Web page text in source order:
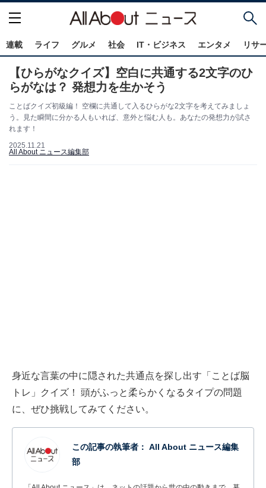
連載 ライフ グルメ 社会 IT・ビジネス エンタメ リサ
【ひらがなクイズ】空白に共通する2文字のひ
らがなは？ 発想力を生かそう
ことばクイズ初級編！ 空欄に共通して入るひらがな2文字を考えてみましょ
う。見た瞬間に分かる人もいれば、意外と悩む人も。あなたの発想力が試さ
れます！
2025.11.21
All About ニュース編集部
身近な言葉の中に隠された共通点を探し出す「ことば脳
トレ」クイズ！ 頭がふっと柔らかくなるタイプの問題
に、ぜひ挑戦してみてください。
この記事の執筆者： All About ニュース編集
部